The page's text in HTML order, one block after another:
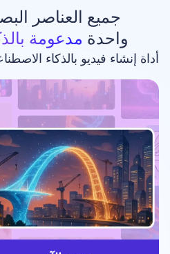
العناصر البصرية في
مدعومة بالذكاء
بالذكاء الاصطناعي أداة